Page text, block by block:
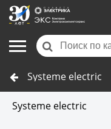
Systeme electric
Systeme electric